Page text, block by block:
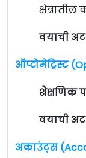
वयाची अट
ऑप्टोमेट्रिस्ट
शैक्षणिक
वयाची अट
अकाउंट्स